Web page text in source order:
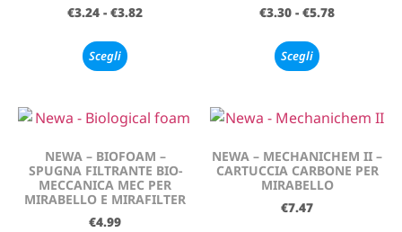
€3.24 - €3.82
Scegli
€3.30 - €5.78
Scegli
NEWA – BIOFOAM –
SPUGNA FILTRANTE BIO-
MECCANICA MEC PER
MIRABELLO E MIRAFILTER
€4.99
NEWA – MECHANICHEM II –
CARTUCCIA CARBONE PER
MIRABELLO
€7.47